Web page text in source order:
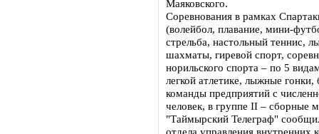
Маяковского.
Соревнования в рамках
(волейбол, плавание, мини-
стрельба, настольный теннис,
шахматы, гиревой спорт,
норильского спорта – по 5
легкой атлетике, лыжные
команды предприятий с
человек, в группе II – сборные
"Таймырский Телеграф"
отдела управления внутренних